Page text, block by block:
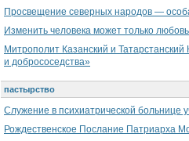
Просвещение северных народов —
Изменить человека может только любовь
Митрополит Казанский и
и добрососедства»
пастырство
Служение в психиатрической больнице
Рождественское Послание Патриарха